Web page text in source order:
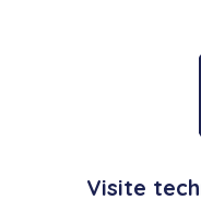
Visite